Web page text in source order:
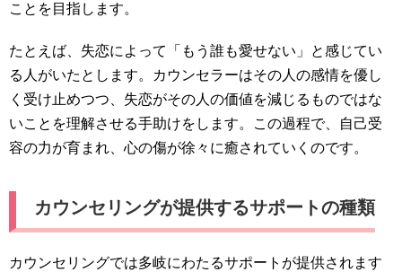
ことを目指します。
たとえば、失恋によって「もう誰も愛せない」と感じてい
る人がいたとします。カウンセラーはその人の感情を優し
く受け止めつつ、失恋がその人の価値を減じるものではな
いことを理解させる手助けをします。この過程で、自己受
容の力が育まれ、心の傷が徐々に癒されていくのです。
カウンセリングが提供するサポートの種類
カウンセリングでは多岐にわたるサポートが提供されます